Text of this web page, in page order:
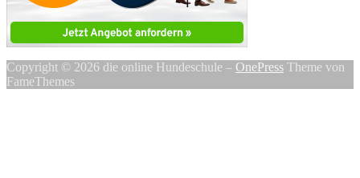
Copyright © 2026 die online Hundeschule – OnePress Theme von
FameThemes